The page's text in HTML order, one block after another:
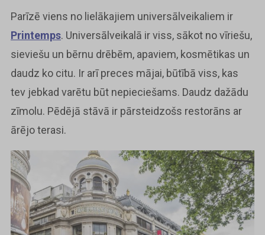
Parīzē viens no lielākajiem universālveikaliem ir
Printemps. Universālveikalā ir viss, sākot no vīriešu,
sieviešu un bērnu drēbēm, apaviem, kosmētikas un
daudz ko citu. Ir arī preces mājai, būtībā viss, kas
tev jebkad varētu būt nepieciešams. Daudz dažādu
zīmolu. Pēdējā stāvā ir pārsteidzošs restorāns ar
ārējo terasi.